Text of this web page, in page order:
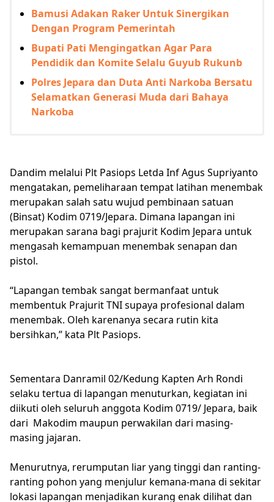
Bamusi Adakan Raker Untuk Sinergikan
Dengan Program Pemerintah
Bupati Pati Mengingatkan Agar Para
Pendidik dan Komite Selalu Guyub Rukunb
Polres Jepara dan Duta Anti Narkoba Bersatu
Selamatkan Generasi Muda dari Bahaya
Narkoba
Dandim melalui Plt Pasiops Letda Inf Agus Supriyanto
mengatakan, pemeliharaan tempat latihan menembak
merupakan salah satu wujud pembinaan satuan
(Binsat) Kodim 0719/Jepara. Dimana lapangan ini
merupakan sarana bagi prajurit Kodim Jepara untuk
mengasah kemampuan menembak senapan dan
pistol.
“Lapangan tembak sangat bermanfaat untuk
membentuk Prajurit TNI supaya profesional dalam
menembak. Oleh karenanya secara rutin kita
bersihkan,” kata Plt Pasiops.
Sementara Danramil 02/Kedung Kapten Arh Rondi
selaku tertua di lapangan menuturkan, kegiatan ini
diikuti oleh seluruh anggota Kodim 0719/ Jepara, baik
dari Makodim maupun perwakilan dari masing-
masing jajaran.
Menurutnya, rerumputan liar yang tinggi dan ranting-
ranting pohon yang menjulur kemana-mana di sekitar
lokasi lapangan menjadikan kurang enak dilihat dan